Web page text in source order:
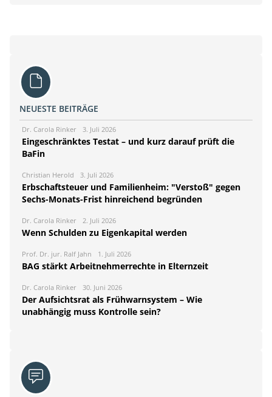
NEUESTE BEITRÄGE
Dr. Carola Rinker 3. Juli 2026
Eingeschränktes Testat – und kurz darauf prüft die
BaFin
Christian Herold 3. Juli 2026
Erbschaftsteuer und Familienheim: "Verstoß" gegen
Sechs-Monats-Frist hinreichend begründen
Dr. Carola Rinker 2. Juli 2026
Wenn Schulden zu Eigenkapital werden
Prof. Dr. jur. Ralf Jahn 1. Juli 2026
BAG stärkt Arbeitnehmerrechte in Elternzeit
Dr. Carola Rinker 30. Juni 2026
Der Aufsichtsrat als Frühwarnsystem – Wie
unabhängig muss Kontrolle sein?